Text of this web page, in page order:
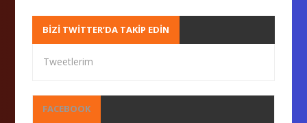
BIZI TWITTER’DA TAKIP EDIN
Tweetlerim
FACEBOOK